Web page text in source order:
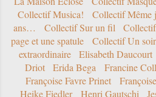
Collectif Musica!
Collectif Même
ans…
Collectif Sur un fil
page et une spatule
Collectif Un
extraordinaire
Elisabeth Daucourt
Driot
Erida Bega Francine
Françoise Favre Prinet
Heike Fiedler
Henri Gautschi